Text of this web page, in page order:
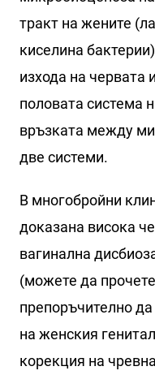
тракт на жените
киселина
изхода на червата
половата система
връзката между
две системи.
В многобройни
доказана висока
вагинална
(можете да
препоръчително
на женския
корекция на